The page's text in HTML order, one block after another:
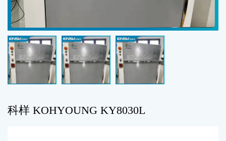
科样 KOHYOUNG KY8030L